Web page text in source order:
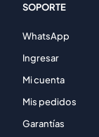
SOPORTE
WhatsApp
Ingresar
Mi cuenta
Mis pedidos
Garantías